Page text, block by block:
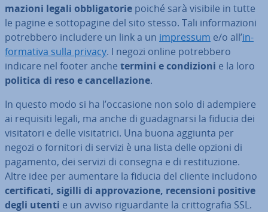
ma­zio­ni legali ob­bli­ga­to­rie poiché sarà visibile in tutte
le pagine e sot­to­pa­gi­ne del sito stesso. Tali in­for­ma­zio­ni
po­treb­be­ro includere un link a un impressum e/o all’in­
for­ma­ti­va sulla privacy. I negozi online po­treb­be­ro
indicare nel footer anche termini e con­di­zio­ni e la loro
politica di reso e can­cel­la­zio­ne.
In questo modo si ha l’occasione non solo di adempiere
ai requisiti legali, ma anche di gua­da­gnar­si la fiducia dei
vi­si­ta­to­ri e delle vi­si­ta­tri­ci. Una buona aggiunta per
negozi o fornitori di servizi è una lista delle opzioni di
pagamento, dei servizi di consegna e di re­sti­tu­zio­ne.
Altre idee per aumentare la fiducia del cliente includono
cer­ti­fi­ca­ti, sigilli di ap­pro­va­zio­ne, re­cen­sio­ni positive
degli utenti e un avviso ri­guar­dan­te la crit­to­gra­fia SSL.